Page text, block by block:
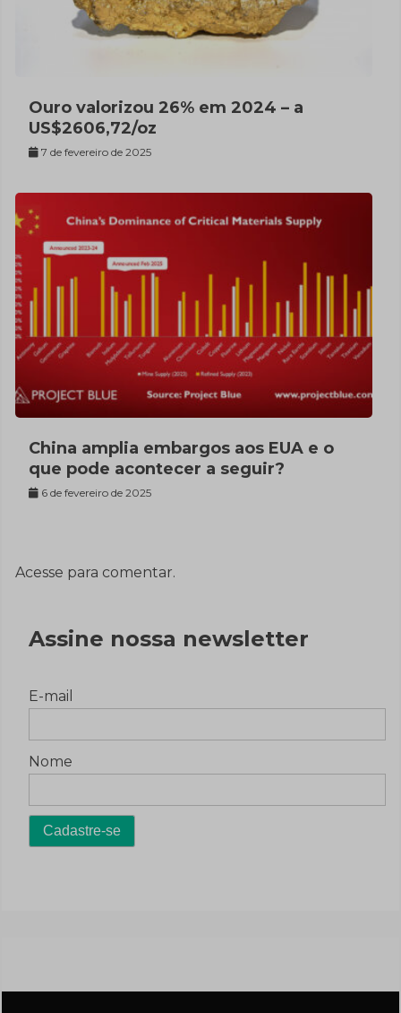
Ouro valorizou 26% em 2024 – a
US$2606,72/oz
7 de fevereiro de 2025
China amplia embargos aos EUA e o
que pode acontecer a seguir?
6 de fevereiro de 2025
Acesse para comentar.
Assine nossa newsletter
E-mail
Nome